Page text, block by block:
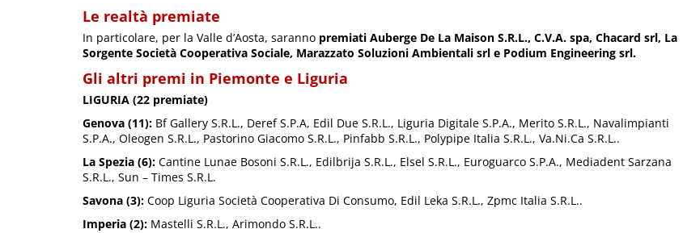
Le realtà premiate
In particolare, per la Valle d’Aosta, saranno premiati Auberge De La Maison S.R.L., C.V.A. spa, Chacard srl, La
Sorgente Società Cooperativa Sociale, Marazzato Soluzioni Ambientali srl e Podium Engineering srl.
Gli altri premi in Piemonte e Liguria
LIGURIA (22 premiate)
Genova (11): Bf Gallery S.R.L., Deref S.P.A, Edil Due S.R.L., Liguria Digitale S.P.A., Merito S.R.L., Navalimpianti
S.P.A., Oleogen S.R.L., Pastorino Giacomo S.R.L., Pinfabb S.R.L., Polypipe Italia S.R.L., Va.Ni.Ca S.R.L..
La Spezia (6): Cantine Lunae Bosoni S.R.L., Edilbrija S.R.L., Elsel S.R.L., Euroguarco S.P.A., Mediadent Sarzana
S.R.L., Sun – Times S.R.L.
Savona (3): Coop Liguria Società Cooperativa Di Consumo, Edil Leka S.R.L., Zpmc Italia S.R.L..
Imperia (2): Mastelli S.R.L., Arimondo S.R.L..